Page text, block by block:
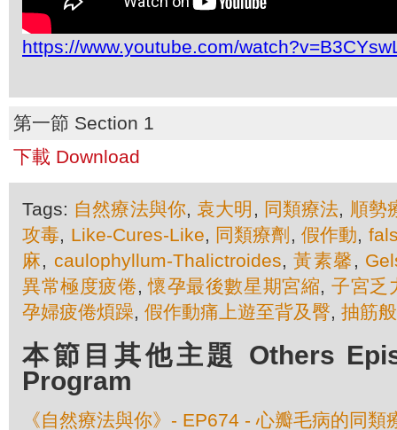
https://www.youtube.com/
第一節 Section 1
下載 Download
Tags: 自然療法與你,袁大明 , 同類療法, 順勢
攻毒, Like-Cures-Like, 同類療劑 , 假作動,
麻, caulophyllum-Thalictroides,黃素馨 ,
異常極度疲倦,懷孕最後數星期宮縮, 子宮乏
孕婦疲倦煩躁, 假作動痛上遊至背及臀, 抽筋
本節目其他主題 Others
Program
《自然療法與你》- EP674 - 心瓣毛病的同類